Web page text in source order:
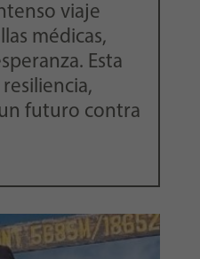
viaje
médicas,
Esta
futuro contra